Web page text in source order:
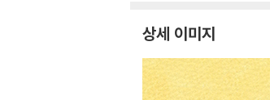
상세 이미지